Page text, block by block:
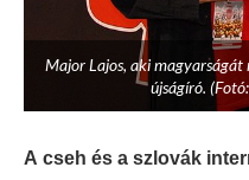
Major Lajos, aki
újságíró.
A cseh és a szlovák